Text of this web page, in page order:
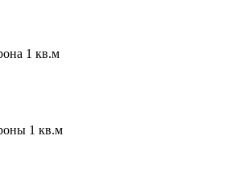
1 кв.м
1 кв.м